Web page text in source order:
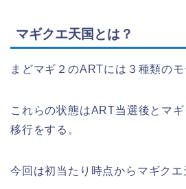
マギクエ天国とは？
まどマギ２のARTには３種類のモ
これらの状態はART当選後とマ
移行をする。
今回は初当たり時点からマギク